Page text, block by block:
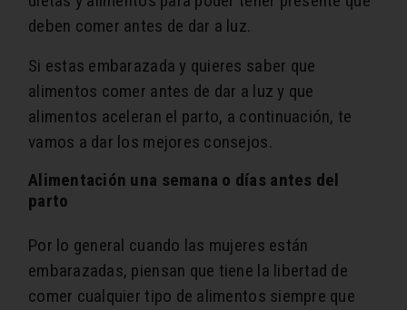
deben comer antes de dar a luz.
Si estas embarazada y quieres saber que
alimentos comer antes de dar a luz y que
alimentos aceleran el parto, a continuación, te
vamos a dar los mejores consejos.
Alimentación una semana o días antes del
parto
Por lo general cuando las mujeres están
embarazadas, piensan que tiene la libertad de
comer cualquier tipo de alimentos siempre que